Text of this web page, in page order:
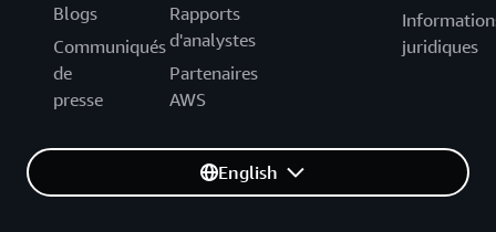
Blogs
Communiqués
de
presse
Rapports
d'analystes
Partenaires
AWS
juridiques
English